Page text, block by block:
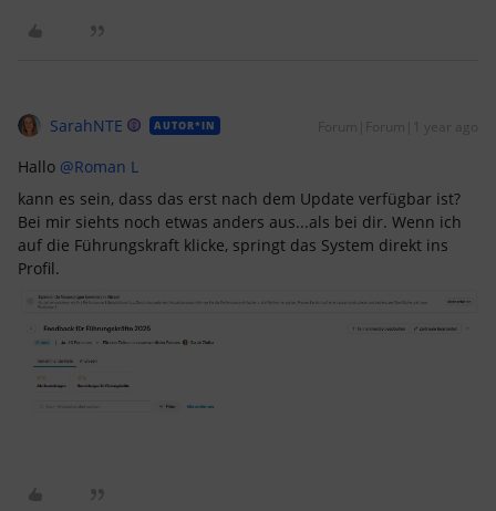
SarahNTE AUTOR*IN Forum|Forum|1 year ago
Hallo ​ @Roman L
kann es sein, dass das erst nach dem Update verfügbar ist?
Bei mir siehts noch etwas anders aus...als bei dir. Wenn ich
auf die Führungskraft klicke, springt das System direkt ins
Profil.